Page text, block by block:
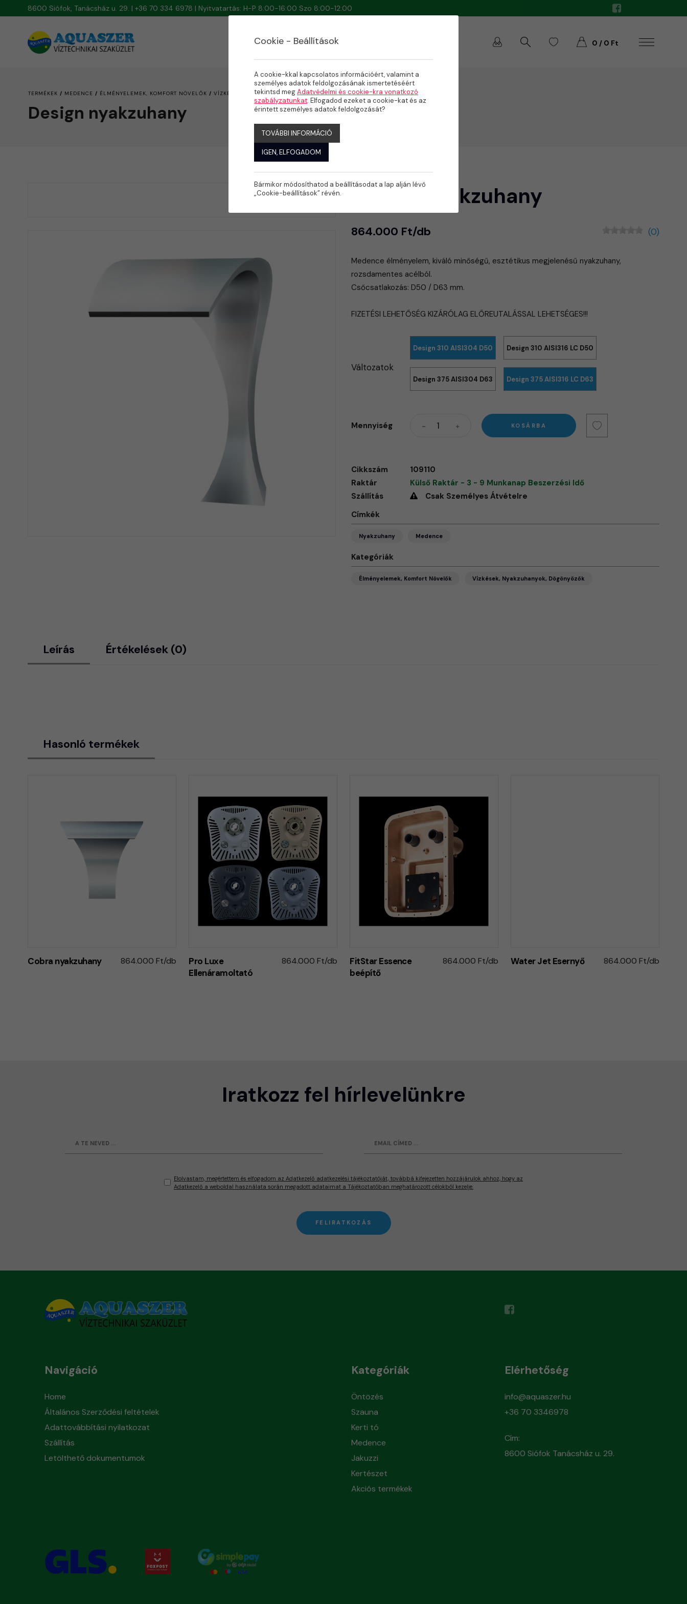
8600 Siófok, Tanácsház u. 29. | +36 70 334 6978 | Nyitvatartás: H-P 8:00-16:00 Szo 8:00-12:00
0 / 0 Ft
TERMÉKEK / MEDENCE / ÉLMÉNYELEMEK, KOMFORT NÖVELŐK /VÍZKÉSEK, NYAKZUHANYOK, DÖGÖNYÖZŐK
Design nyakzuhany
Design nyakzuhany
864.000 Ft/db (0)
Medence élményelem, kiváló minőségű, esztétikus megjelenésű nyakzuhany,
rozsdamentes acélból.
​Csőcsatlakozás: D50 / D63 mm.
FIZETÉSI LEHETŐSÉG KIZÁRÓLAG ELŐREUTALÁSSAL LEHETSÉGES!!!
Változatok
Design 310 AISI304 D50 Design 310 AISI316 LC D50
Design 375 AISI304 D63 Design 375 AISI316 LC D63
Mennyiség KOSÁRBA
Cikkszám
109110
Raktár
Külső Raktár - 3 - 9 Munkanap Beszerzési Idő
Szállítás
Csak Személyes Átvételre
Címkék
Nyakzuhany Medence
Kategóriák
Élményelemek, Komfort Növelők Vízkések, Nyakzuhanyok, Dögönyözők
Leírás Értékelések (0)
Hasonló termékek
Cobra nyakzuhany 864.000 Ft/db
Pro Luxe
Ellenáramoltató
864.000 Ft/db
FitStar Essence
beépítő
864.000 Ft/db Water Jet Esernyő 864.000 Ft/db
Iratkozz fel hírlevelünkre
Elolvastam, megértettem és elfogadom az Adatkezelő adatkezelési tájékoztatóját, továbbá kifejezetten hozzájárulok ahhoz, hogy az
Adatkezelő a weboldal használata során megadott adataimat a Tájékoztatóban meghatározott célokból kezelje.
FELIRATKOZÁS
Navigáció
Home
Általános Szerződési feltételek
Adattovábbítási nyilatkozat
Szállítás
Letölthető dokumentumok
Kategóriák
Öntözés
Szauna
Kerti tó
Medence
Jakuzzi
Kertészet
Akciós termékek
Elérhetőség
info@aquaszer.hu
+36 70 3346978
Cím:
8600 Siófok Tanácsház u. 29.
Cookie - Beállítások
A cookie-kkal kapcsolatos információért, valamint a
személyes adatok feldolgozásának ismertetéséért
tekintsd megAdatvédelmi és cookie-kra vonatkozó
szabályzatunkat. Elfogadod ezeket a cookie-kat és az
érintett személyes adatok feldolgozását?
TOVÁBBI INFORMÁCIÓ
IGEN, ELFOGADOM
Bármikor módosíthatod a beállításodat a lap alján lévő
„Cookie-beállítások” révén.